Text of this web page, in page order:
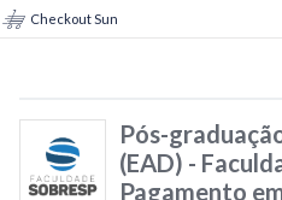
Checkout Sun
Pós-
(EAD) -
Pagamento